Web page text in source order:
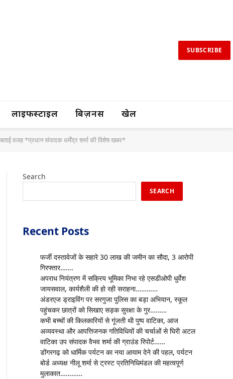
SUBSCRIBE
लाइफस्टाइल बिज़नस खेल
वजह *प्रधान संपादक धर्मेंद्र शर्मा की विशेष खबर*
Search
SEARCH
Recent Posts
फर्जी दस्तावेजों के सहारे 30 लाख की जमीन का सौदा, 3 आरोपी
गिरफ्तार…….
अपराध नियंत्रण में सक्रिय भूमिका निभा रहे एसडीओपी धुर्वेश
जायसवाल, कार्यशैली की हो रही सराहना…………
अंडरएज ड्राइविंग पर सरगुजा पुलिस का बड़ा अभियान, स्कूल
पहुंचकर छात्रों को सिखाए सड़क सुरक्षा के गुर………
कभी बच्चों की किलकारियों से गूंजती थी पुष्प वाटिका, आज
अव्यवस्था और आपत्तिजनक गतिविधियों की चर्चाओं से घिरी अटल
वाटिका उप संपादक वैभव शर्मा की ग्राउंड रिपोर्ट……
डोंगरगढ़ को धार्मिक पर्यटन का नया आयाम देने की पहल, पर्यटन
बोर्ड अध्यक्ष नीलू शर्मा से ट्रस्ट प्रतिनिधिमंडल की महत्वपूर्ण
मुलाकात…………